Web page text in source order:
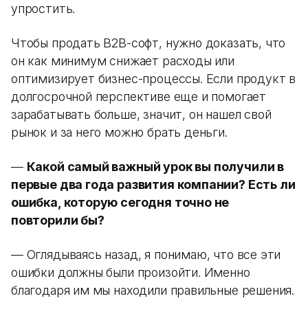
упростить.
Чтобы продать B2B-софт, нужно доказать, что
он как минимум снижает расходы или
оптимизирует бизнес-процессы. Если продукт в
долгосрочной перспективе еще и помогает
зарабатывать больше, значит, он нашел свой
рынок и за него можно брать деньги.
— Какой самый важный урок вы получили в
первые два года развития компании? Есть ли
ошибка, которую сегодня точно не
повторили бы?
— Оглядываясь назад, я понимаю, что все эти
ошибки должны были произойти. Именно
благодаря им мы находили правильные решения.